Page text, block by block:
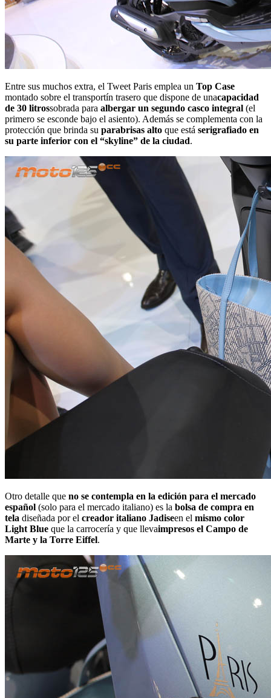
Entre sus muchos extra, el Tweet Paris emplea un Top Case
montado sobre el transportín trasero que dispone de unacapacidad
de 30 litrossobrada para albergar un segundo casco integral (el
primero se esconde bajo el asiento). Además se complementa con la
protección que brinda su parabrisas alto que está serigrafiado en
su parte inferior con el “skyline” de la ciudad.
Otro detalle que no se contempla en la edición para el mercado
español (solo para el mercado italiano) es la bolsa de compra en
tela diseñada por el creador italiano Jadiseen el mismo color
Light Blue que la carrocería y que llevaimpresos el Campo de
Marte y la Torre Eiffel.